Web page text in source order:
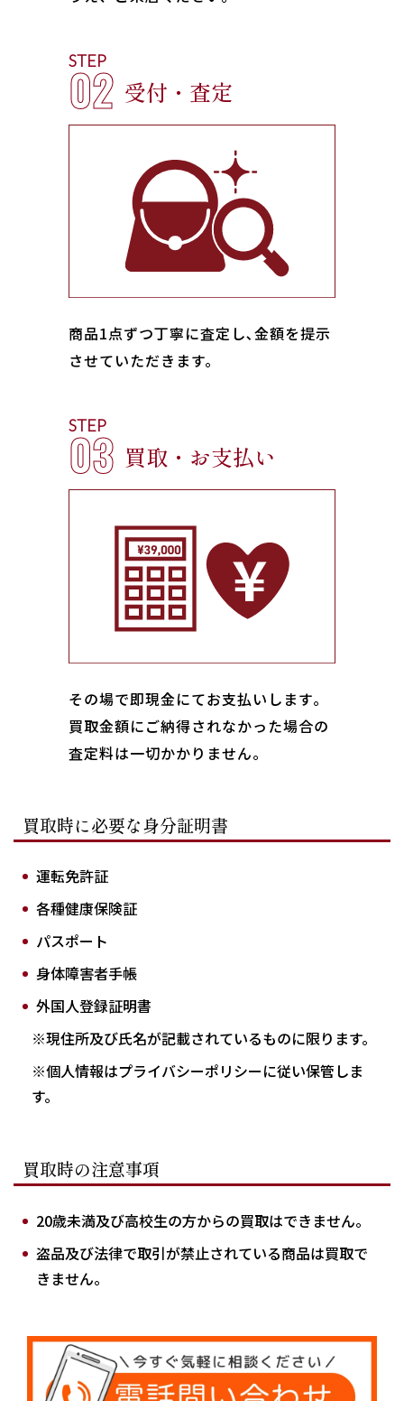
STEP
02 受付・査定
商品1点ずつ丁寧に査定し､金額を提示
させていただきます。
STEP
03 買取・お支払い
その場で即現金にてお支払いします｡
買取金額にご納得されなかった場合の
査定料は一切かかりません。
買取時に必要な身分証明書
運転免許証
各種健康保険証
パスポート
身体障害者手帳
外国人登録証明書
※現住所及び氏名が記載されているものに限ります。
※個人情報はプライバシーポリシーに従い保管しま
す。
買取時の注意事項
20歳未満及び高校生の方からの買取はできません。
盗品及び法律で取引が禁止されている商品は買取で
きません。